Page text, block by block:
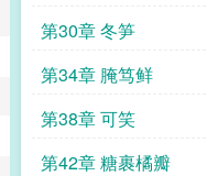
第30章 冬笋
第34章 腌笃鲜
第38章 可笑
第42章 糖裹橘瓣